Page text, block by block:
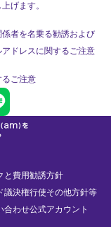
げます。
者を名乗る勧誘および
ドレスに関するご注意
るご注意
と費用勧誘方針
議決権行使その他方針等
合わせ公式アカウント